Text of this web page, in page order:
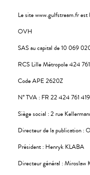
Le site www.gulfstream.fr est
OVH
SAS au capital de 10 069
RCS Lille Métropole 424
Code APE 2620Z
N° TVA : FR 22 424 761 419
Siège social : 2 rue
Directeur de la publication :
Président : Henryk KLABA
Directeur général : Miroslaw